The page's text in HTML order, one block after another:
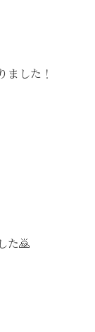
ました！
た🙇